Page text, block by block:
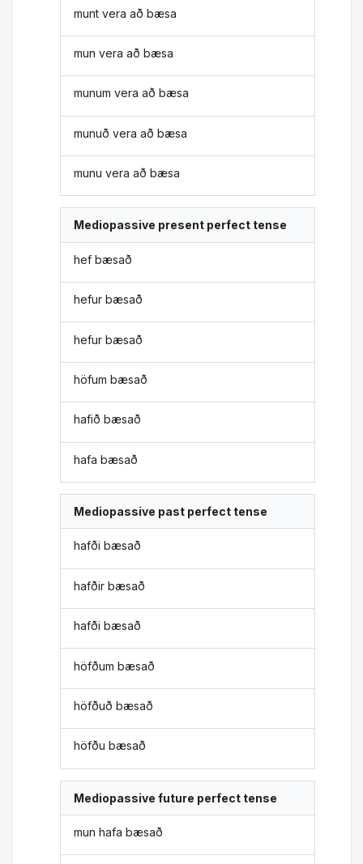
munt vera að bæsa
mun vera að bæsa
munum vera að bæsa
munuð vera að bæsa
munu vera að bæsa
Mediopassive present perfect tense
hef bæsað
hefur bæsað
hefur bæsað
höfum bæsað
hafið bæsað
hafa bæsað
Mediopassive past perfect tense
hafði bæsað
hafðir bæsað
hafði bæsað
höfðum bæsað
höfðuð bæsað
höfðu bæsað
Mediopassive future perfect tense
mun hafa bæsað